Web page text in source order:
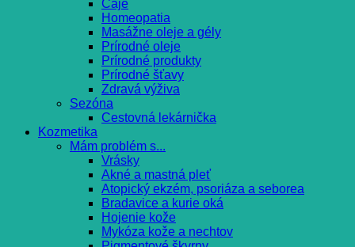
Čaje
Homeopatia
Masážne oleje a gély
Prírodné oleje
Prírodné produkty
Prírodné šťavy
Zdravá výživa
Sezóna
Cestovná lekárnička
Kozmetika
Mám problém s...
Vrásky
Akné a mastná pleť
Atopický ekzém, psoriáza a seborea
Bradavice a kurie oká
Hojenie kože
Mykóza kože a nechtov